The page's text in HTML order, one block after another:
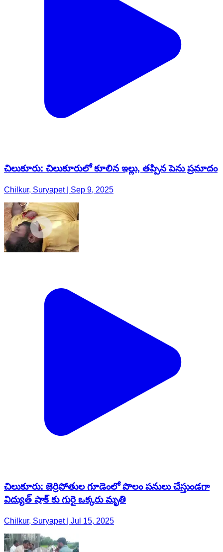
చిలుకూరు: చిలుకూరులో కూలిన ఇల్లు, తప్పిన పెను ప్రమాదం
Chilkur, Suryapet | Sep 9, 2025
చిలుకూరు: జెర్రిపోతుల గూడెంలో పొలం పనులు చేస్తుండగా
విద్యుత్ షాక్ కు గురై ఒక్కరు మృతి
Chilkur, Suryapet | Jul 15, 2025